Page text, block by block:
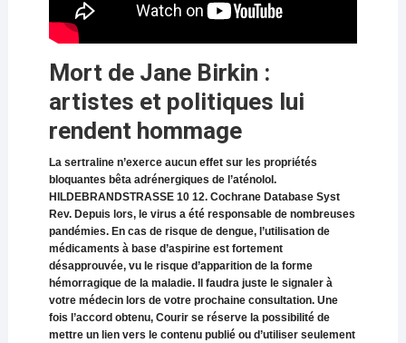
Mort de Jane Birkin :
artistes et politiques lui
rendent hommage
La sertraline n’exerce aucun effet sur les propriétés
bloquantes bêta adrénergiques de l’aténolol.
HILDEBRANDSTRASSE 10 12. Cochrane Database Syst
Rev. Depuis lors, le virus a été responsable de nombreuses
pandémies. En cas de risque de dengue, l’utilisation de
médicaments à base d’aspirine est fortement
désapprouvée, vu le risque d’apparition de la forme
hémorragique de la maladie. Il faudra juste le signaler à
votre médecin lors de votre prochaine consultation. Une
fois l’accord obtenu, Courir se réserve la possibilité de
mettre un lien vers le contenu publié ou d’utiliser seulement